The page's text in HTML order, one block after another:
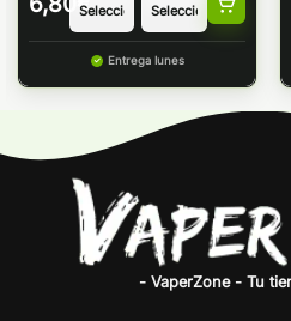
Entrega lunes
- VaperZone - Tu